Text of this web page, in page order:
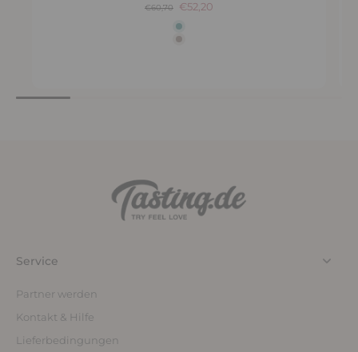
€60,70 €52,20
Service
Partner werden
Kontakt & Hilfe
Lieferbedingungen